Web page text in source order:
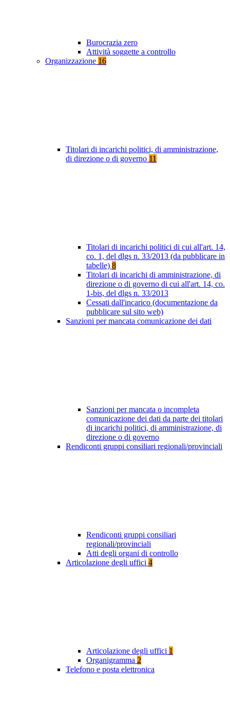
Burocrazia zero
Attività soggette a controllo
Organizzazione 16
Titolari di incarichi politici, di amministrazione,
di direzione o di governo 11
Titolari di incarichi politici di cui all'art. 14,
co. 1, del dlgs n. 33/2013 (da pubblicare in
tabelle) 8
Titolari di incarichi di amministrazione, di
direzione o di governo di cui all'art. 14, co.
1-bis, del dlgs n. 33/2013
Cessati dall'incarico (documentazione da
pubblicare sul sito web)
Sanzioni per mancata comunicazione dei dati
Sanzioni per mancata o incompleta
comunicazione dei dati da parte dei titolari
di incarichi politici, di amministrazione, di
direzione o di governo
Rendiconti gruppi consiliari regionali/provinciali
Rendiconti gruppi consiliari
regionali/provinciali
Atti degli organi di controllo
Articolazione degli uffici 4
Articolazione degli uffici 1
Organigramma 2
Telefono e posta elettronica